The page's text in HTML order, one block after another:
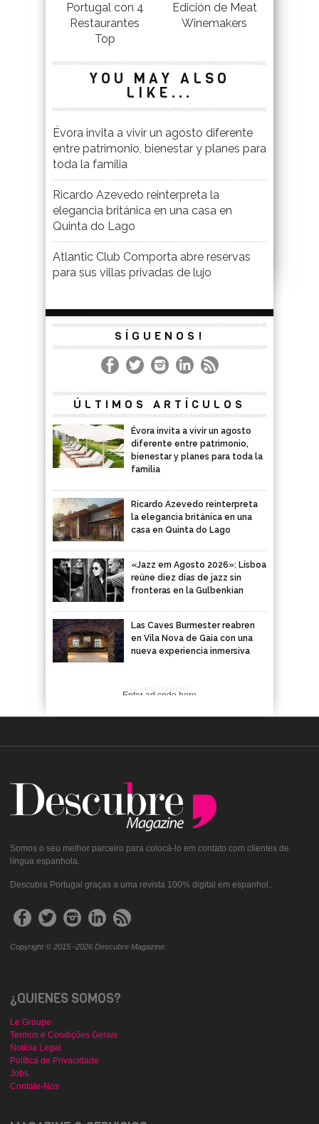
Portugal con 4
Restaurantes
Top
Edición de Meat
Winemakers
YOU MAY ALSO
LIKE...
Évora invita a vivir un agosto diferente
entre patrimonio, bienestar y planes para
toda la familia
Ricardo Azevedo reinterpreta la
elegancia británica en una casa en
Quinta do Lago
Atlantic Club Comporta abre reservas
para sus villas privadas de lujo
SÍGUENOS!
ÚLTIMOS ARTÍCULOS
Évora invita a vivir un agosto
diferente entre patrimonio,
bienestar y planes para toda la
familia
Ricardo Azevedo reinterpreta
la elegancia británica en una
casa en Quinta do Lago
«Jazz em Agosto 2026»: Lisboa
reúne diez días de jazz sin
fronteras en la Gulbenkian
Las Caves Burmester reabren
en Vila Nova de Gaia con una
nueva experiencia inmersiva
ADVERTISEMENT
Enter ad code here
Somos o seu melhor parceiro para colocá-lo em contato com clientes de
língua espanhola.
Descubra Portugal graças a uma revista 100% digital em espanhol..
Copyright © 2015 -2026 Descubre Magazine.
¿QUIENES SOMOS?
Le Groupe
Termos e Condições Gerais
Notícia Legal
Política de Privacidade
Jobs
Contate-Nos